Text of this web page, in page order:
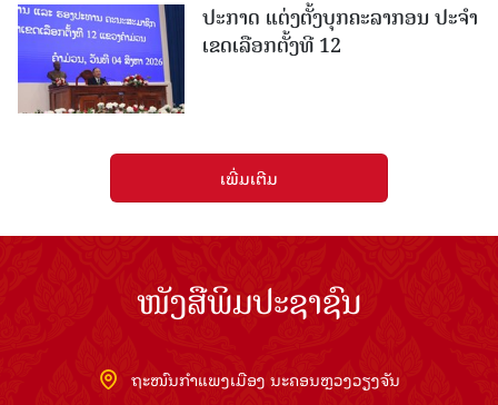
ປະກາດ ແຕ່ງຕັ້ງບຸກຄະລາກອນ ປະຈໍາ
ເຂດເລືອກຕັ້ງທີ 12
ເພີ່ມເຕີມ
ໜັງສືພິມປະຊາຊົນ
ຖະໜົນກຳແພງເມືອງ ນະຄອນຫຼວງວຽງຈັນ